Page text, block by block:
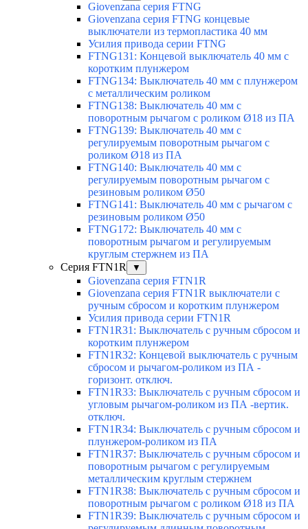
Giovenzana серия FTNG
Giovenzana серия FTNG концевые
выключатели из термопластика 40 мм
Усилия привода серии FTNG
FTNG131: Концевой выключатель 40 мм с
коротким плунжером
FTNG134: Выключатель 40 мм с плунжером
с металлическим роликом
FTNG138: Выключатель 40 мм с
поворотным рычагом с роликом Ø18 из ПА
FTNG139: Выключатель 40 мм с
регулируемым поворотным рычагом с
роликом Ø18 из ПА
FTNG140: Выключатель 40 мм с
регулируемым поворотным рычагом с
резиновым роликом Ø50
FTNG141: Выключатель 40 мм с рычагом с
резиновым роликом Ø50
FTNG172: Выключатель 40 мм с
поворотным рычагом и регулируемым
круглым стержнем из ПА
Серия FTN1R
▼
Giovenzana серия FTN1R
Giovenzana серия FTN1R выключатели с
ручным сбросом и коротким плунжером
Усилия привода серии FTN1R
FTN1R31: Выключатель с ручным сбросом и
коротким плунжером
FTN1R32: Концевой выключатель с ручным
сбросом и рычагом-роликом из ПА -
горизонт. отключ.
FTN1R33: Выключатель с ручным сбросом и
угловым рычагом-роликом из ПА -вертик.
отключ.
FTN1R34: Выключатель с ручным сбросом и
плунжером-роликом из ПА
FTN1R37: Выключатель с ручным сбросом и
поворотным рычагом с регулируемым
металлическим круглым стержнем
FTN1R38: Выключатель с ручным сбросом и
поворотным рычагом с роликом Ø18 из ПА
FTN1R39: Выключатель с ручным сбросом и